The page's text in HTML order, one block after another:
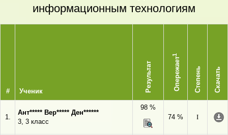
информационным технологиям
# Ученик Результат Опережает
1
Степень Скачать
1.
Ант***** Вер***** Ден******
3, 3 класс
98 %
74 %
I